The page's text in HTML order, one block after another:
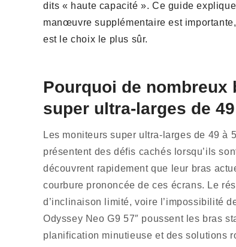
dits « haute capacité ». Ce guide
manœuvre supplémentaire est
est le choix le plus sûr.
Pourquoi de nombreux
super ultra-larges de 49
Les moniteurs super ultra-larges de 49 à
présentent des défis cachés lorsqu’ils
découvrent rapidement que leur bras
courbure prononcée de ces écrans. Le
d’inclinaison limité, voire l’impossibilité
Odyssey Neo G9 57″ poussent les bras
planification minutieuse et des solutions